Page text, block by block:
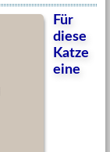
Für
diese
Katze
eine